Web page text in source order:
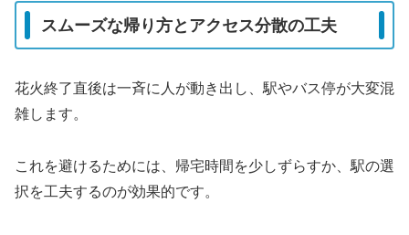
スムーズな帰り方とアクセス分散の工夫
花火終了直後は一斉に人が動き出し、駅やバス停が大変混
雑します。
これを避けるためには、帰宅時間を少しずらすか、駅の選
択を工夫するのが効果的です。